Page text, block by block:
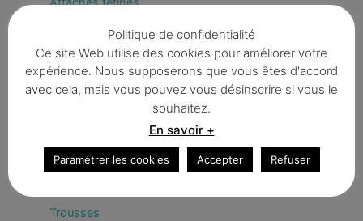
Bavouilles et bandanas
Capes de bain
Dés d'éveil
Enfant
Trousses
Politique de confidentialité
Ce site Web utilise des cookies pour améliorer votre
expérience. Nous supposerons que vous êtes d'accord
avec cela, mais vous pouvez vous désinscrire si vous le
souhaitez.
En savoir +
Paramétrer les cookies Accepter Refuser